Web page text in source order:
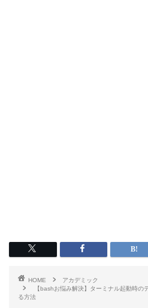
HOME
アカデミック
【bashお悩み解決】ターミナル起動時
る方法